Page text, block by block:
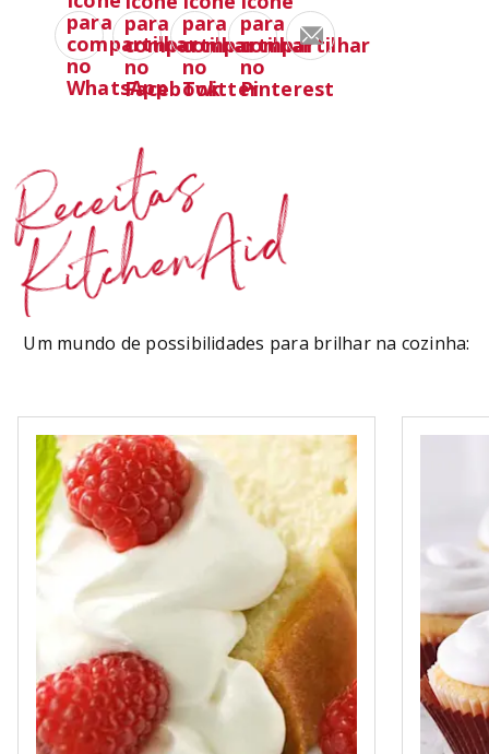
Receitas
KitchenAid
Um mundo de possibilidades para brilhar na cozinha: